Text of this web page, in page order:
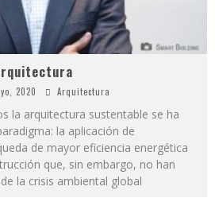
2020 Arquitectura
la arquitectura sustentable se ha
la aplicación de
de mayor eficiencia energética
que, sin embargo, no han
la crisis ambiental global